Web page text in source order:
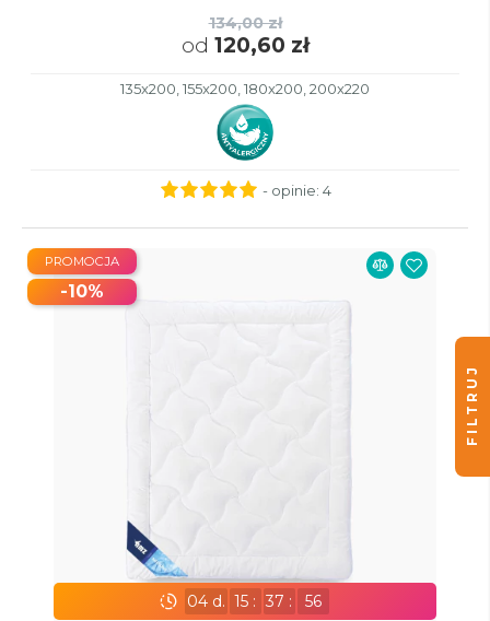
134,00 zł
od 120,60 zł
135x200, 155x200, 180x200, 200x220
- opinie: 4
04d. 15 : 37 : 55
PROMOCJA
-10%
FILTRUJ